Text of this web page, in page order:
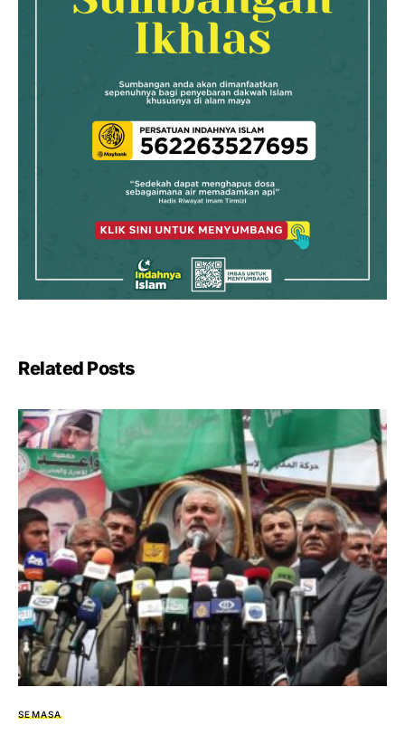
Related Posts
SEMASA